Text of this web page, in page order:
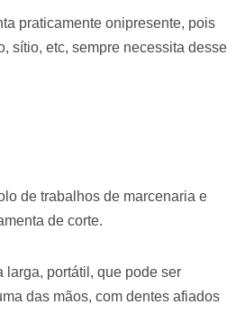
praticamente onipresente, pois
sítio, etc, sempre necessita desse
de trabalhos de marcenaria e
de corte.
larga, portátil, que pode ser
das mãos, com dentes afiados